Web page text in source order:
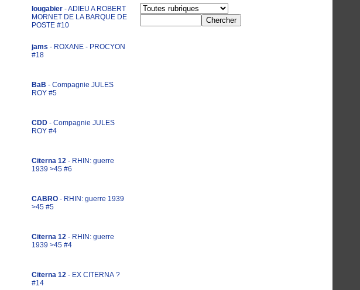
lougabier - ADIEU A ROBERT
MORNET DE LA BARQUE DE
POSTE #10
jams - ROXANE - PROCYON
#18
BaB - Compagnie JULES
ROY #5
CDD - Compagnie JULES
ROY #4
Citerna 12 - RHIN: guerre
1939 >45 #6
CABRO - RHIN: guerre 1939
>45 #5
Citerna 12 - RHIN: guerre
1939 >45 #4
Citerna 12 - EX CITERNA ?
#14